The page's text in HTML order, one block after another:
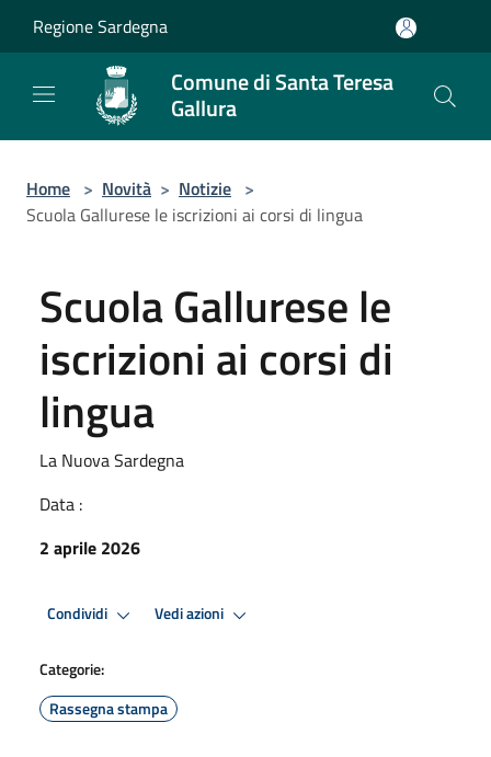
Regione Sardegna
Comune di Santa Teresa
Gallura
Home > Novità > Notizie >
Scuola Gallurese le iscrizioni ai corsi di lingua
Scuola Gallurese le
iscrizioni ai corsi di
lingua
La Nuova Sardegna
Data :
2 aprile 2026
Condividi Vedi azioni
Categorie:
Rassegna stampa